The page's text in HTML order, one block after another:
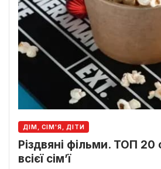
ДІМ, СІМ'Я, ДІТИ
Різдвяні фільми. ТОП 20
всієї сім’ї